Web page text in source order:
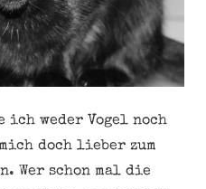
ich weder Vogel noch
doch lieber zum
Wer schon mal die